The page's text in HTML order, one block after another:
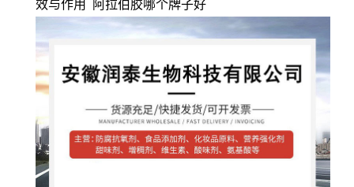
效与作用 阿拉伯胶哪个牌子好